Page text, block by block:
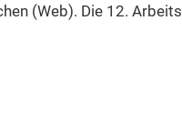
(Web). Die 12.